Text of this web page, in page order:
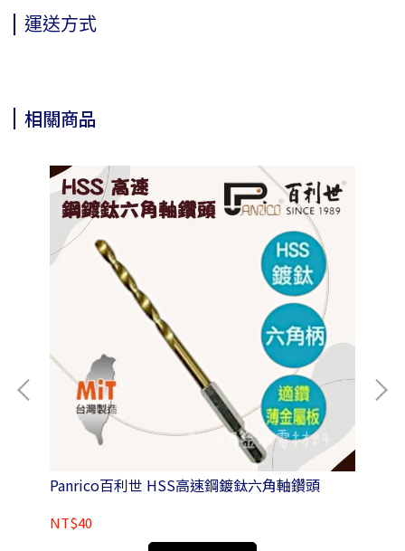
運送方式
相關商品
Panrico百利世 HSS高速鋼鍍鈦六角軸鑽頭
NT$40